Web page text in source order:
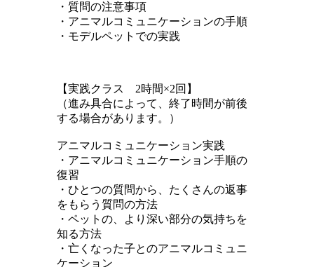
・質問の注意事項
・アニマルコミュニケーションの手順
・モデルペットでの実践
【実践クラス 2時間×2回】
（進み具合によって、終了時間が前後
する場合があります。）
アニマルコミュニケーション実践
・アニマルコミュニケーション手順の
復習
・ひとつの質問から、たくさんの返事
をもらう質問の方法
・ペットの、より深い部分の気持ちを
知る方法
・亡くなった子とのアニマルコミュニ
ケーション